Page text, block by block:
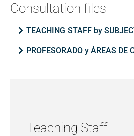
Consultation files
TEACHING STAFF by
PROFESORADO y ÁREAS DE
Teaching Staff